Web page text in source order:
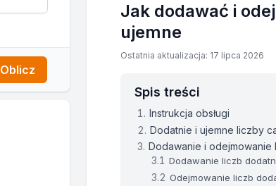
Oblicz
Jak dodawać i
ujemne
Ostatnia aktualizacja: 17 lipca 2026
Spis treści
Instrukcja obsługi
Dodatnie i ujemne liczby
Dodawanie i odejmowanie
Dodawanie liczb
Odejmowanie liczb